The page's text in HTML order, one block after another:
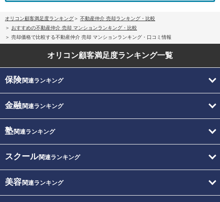
オリコン顧客満足度ランキング
不動産仲介 売却ランキング・比較
おすすめの不動産仲介 売却 マンションランキング・比較
売却価格で比較する不動産仲介 売却 マンションランキング・口コミ情報
オリコン顧客満足度ランキング一覧
保険関連ランキング
金融関連ランキング
塾関連ランキング
スクール関連ランキング
美容関連ランキング